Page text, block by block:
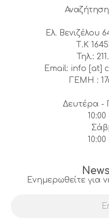
Ελ. Βενιζέλου
Τ.Κ
Τηλ.:
Email: info [at]
ΓΕΜΗ :
Δευτέρα -
10:00
10:00
Ενημερωθείτε για